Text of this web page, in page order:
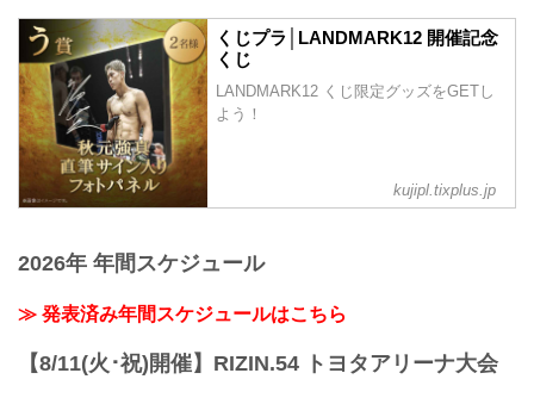
打撃｜右ストレート｜スピード｜カーフ
キック
萩原京平
打撃｜左ストレート｜打撃スピード｜冷
静さ
見所解説
ABEMA、U-NEXTにて販売がスタートし
たぞ！（※スカパー！は※10/17（金）販
売開始）
お得なPPV前売りチケットは、大会前日
の11月2日（日）23:59まで販売！
非、お好きな配信サービスでRIZIN
LANDMARK 12 in KOBEを全試合リアル
くじプラ│LANDMARK12 開催記念
くじ
LANDMARK12 くじ限定グッズをGETし
よう！
kujipl.tixplus.jp
2026年 年間スケジュール
≫ 発表済み年間スケジュールはこちら
【8/11(火･祝)開催】RIZIN.54 トヨタアリーナ大会